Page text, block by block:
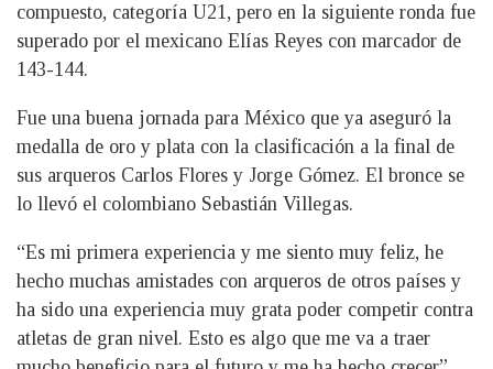
compuesto, categoría U21, pero en la siguiente ronda fue
superado por el mexicano Elías Reyes con marcador de
143-144.
Fue una buena jornada para México que ya aseguró la
medalla de oro y plata con la clasificación a la final de
sus arqueros Carlos Flores y Jorge Gómez. El bronce se
lo llevó el colombiano Sebastián Villegas.
“Es mi primera experiencia y me siento muy feliz, he
hecho muchas amistades con arqueros de otros países y
ha sido una experiencia muy grata poder competir contra
atletas de gran nivel. Esto es algo que me va a traer